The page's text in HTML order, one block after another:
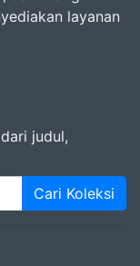
layanan
judul,
Cari Koleksi